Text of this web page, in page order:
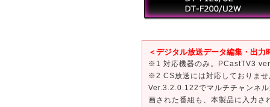
＜デジタル放送データ編集・出力
※1 対応機器のみ。PCastTV3
※2 CS放送には対応しておりま
Ver.3.2.0.122でマルチチャンネ
画された番組も、本製品に入力さ